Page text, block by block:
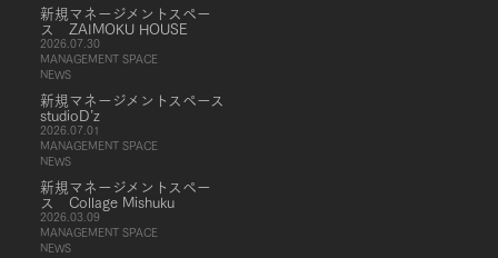
新規マネージメントスペー
ス ZAIMOKU HOUSE
2026.07.30
MANAGEMENT SPACE
NEWS
新規マネージメントスペース
studioD’z
2026.07.01
MANAGEMENT SPACE
NEWS
新規マネージメントスペー
ス Collage Mishuku
2026.03.09
MANAGEMENT SPACE
NEWS